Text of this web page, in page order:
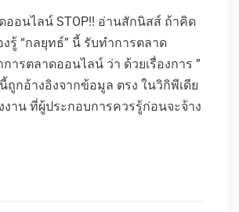
ออนไลน์ STOP!! อ่านสักนิสส์ ถ้าคิด
งรู้ “กลยุทธ์” นี้ รับทําการตลาด
ารตลาดออนไลน์ ว่า ด้วยเรื่องการ ”
ถูกอ้างอิงจากข้อมูล ตรง ในวิกิพีเดีย
งาน ที่ผู้ประกอบการควรรู้ก่อนจะจ้าง